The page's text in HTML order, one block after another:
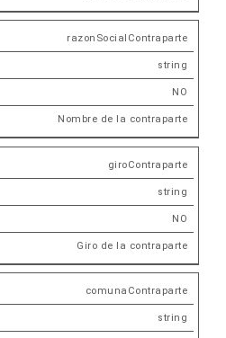
razonSocialContraparte
string
NO
Nombre de la contraparte
giroContraparte
string
NO
Giro de la contraparte
comunaContraparte
string